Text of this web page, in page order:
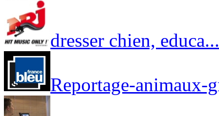
dresser chien, educa...
Reportage-animaux-